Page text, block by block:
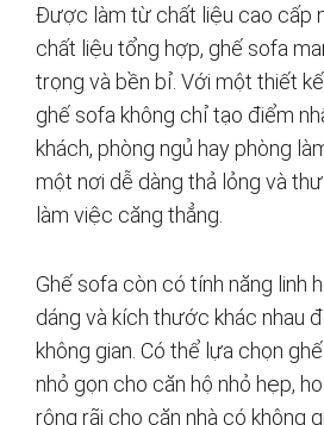
Được làm từ chất liệu cao cấp
chất liệu tổng hợp, ghế sofa
trọng và bền bỉ. Với một thiết
ghế sofa không chỉ tạo điểm
khách, phòng ngủ hay phòng
một nơi dễ dàng thả lỏng và
làm việc căng thẳng.
Ghế sofa còn có tính năng linh
dáng và kích thước khác nhau
không gian. Có thể lựa chọn
nhỏ gọn cho căn hộ nhỏ hẹp,
rộng rãi cho căn nhà có không